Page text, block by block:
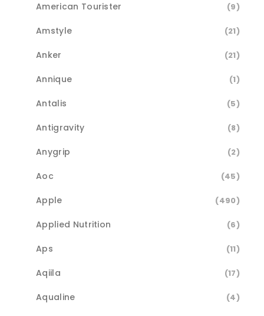
American Tourister (9)
Amstyle (21)
Anker (21)
Annique (1)
Antalis (5)
Antigravity (8)
Anygrip (2)
Aoc (45)
Apple (490)
Applied Nutrition (6)
Aps (11)
Aqiila (17)
Aqualine (4)